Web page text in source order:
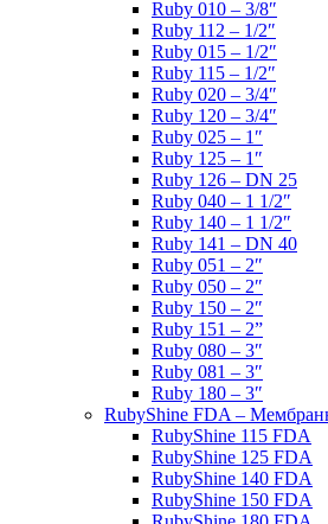
Ruby 010 – 3/8″
Ruby 112 – 1/2″
Ruby 015 – 1/2″
Ruby 115 – 1/2″
Ruby 020 – 3/4″
Ruby 120 – 3/4″
Ruby 025 – 1″
Ruby 125 – 1″
Ruby 126 – DN 25
Ruby 040 – 1 1/2″
Ruby 140 – 1 1/2″
Ruby 141 – DN 40
Ruby 051 – 2″
Ruby 050 – 2″
Ruby 150 – 2″
Ruby 151 – 2”
Ruby 080 – 3″
Ruby 081 – 3″
Ruby 180 – 3″
RubyShine FDA –
RubyShine 115 FDA
RubyShine 125 FDA
RubyShine 140 FDA
RubyShine 150 FDA